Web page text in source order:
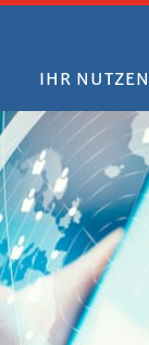
IHR NUTZEN